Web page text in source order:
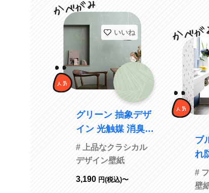
いいね
グリーン 抽象デザ
イン 光触媒 消臭
抗菌 防かび SINC
OL BB2741
# 上品なクラシカル
デザイン壁紙
3,190 円(税込)〜
ブ
れ
化 防
#
壁